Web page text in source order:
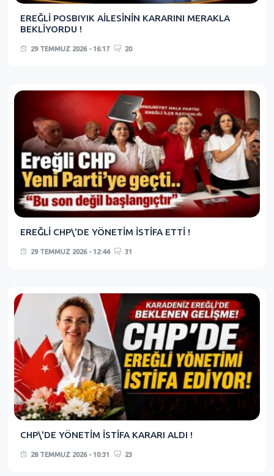
EREĞLİ POSBIYIK AİLESİNİN KARARINI MERAKLA
BEKLİYORDU !
29 TEMMUZ 2026 - 16:17 20
EREĞLİ CHP\'DE YÖNETİM İSTİFA ETTİ !
29 TEMMUZ 2026 - 12:44 31
CHP\'DE YÖNETİM İSTİFA KARARI ALDI !
28 TEMMUZ 2026 - 10:31 23